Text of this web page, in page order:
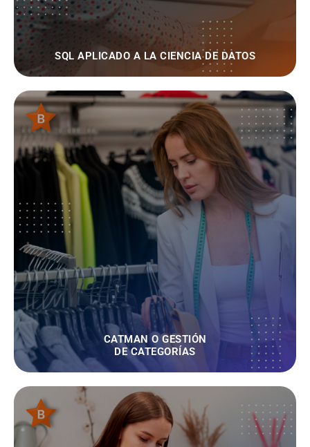
SQL APLICADO A LA CIENCIA DE DATOS
CATMAN O GESTIÓN
DE CATEGORÍAS